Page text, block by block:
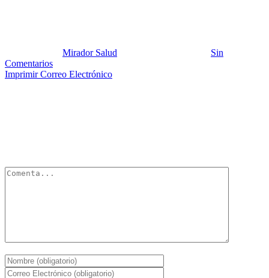
Mirador Salud
Sin
Comentarios
Imprimir Correo Electrónico